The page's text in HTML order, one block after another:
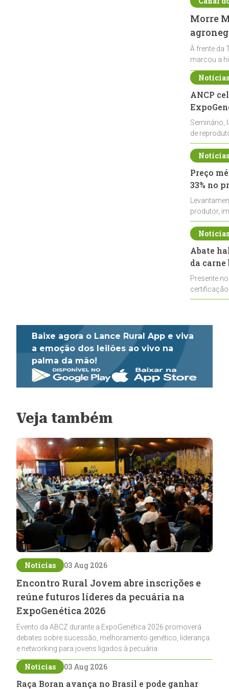
Morre
À frente da
marcou a
ANCP
Seminário,
de
durante a
Preço
33% no
produtor,
de leite cru
Abate
da
Presente
Baixe agora o Lance Rural App e viva
a emoção dos leilões ao vivo na
palma da mão!
Veja também
Notícias 03 Aug 2026
Encontro Rural Jovem abre inscrições e
reúne futuros líderes da pecuária na
ExpoGenética 2026
Evento da ABCZ durante a ExpoGenética 2026 promoverá
debates sobre sucessão, melhoramento genético, liderança
e networking para jovens ligados à pecuária
Notícias 03 Aug 2026
Raça Boran avança no Brasil e pode ganhar